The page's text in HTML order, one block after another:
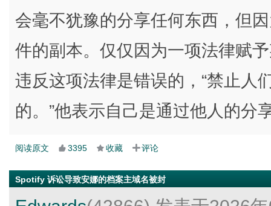
会毫不犹豫的分享任何东西，但
件的副本。仅仅因为一项法律赋
违反这项法律是错误的，“禁止人
的。”他表示自己是通过他人的分
阅读原文 3395 收藏 评论
Spotify 诉讼导致安娜的档案主域名被封